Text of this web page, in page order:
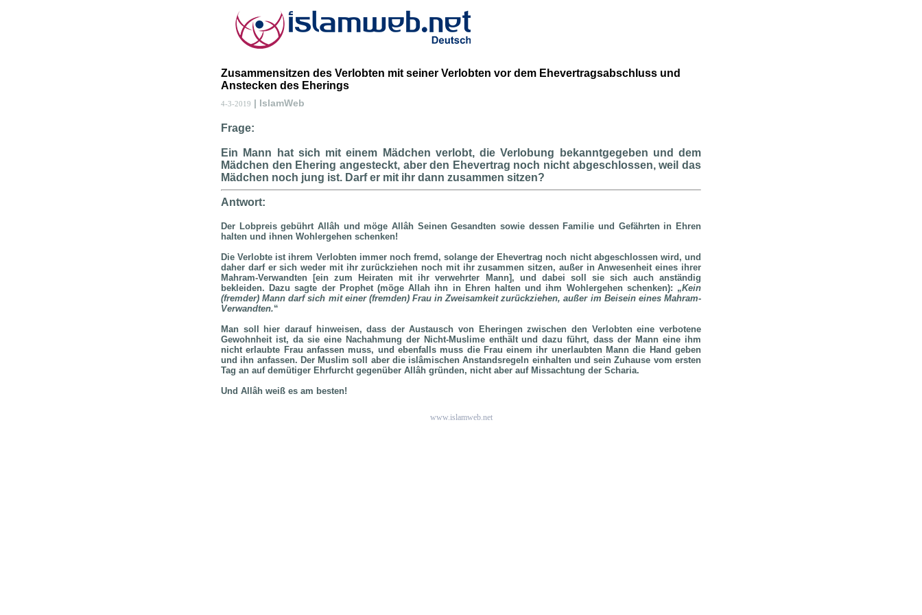
Zusammensitzen des Verlobten mit seiner Verlobten vor dem Ehevertragsabschluss und
Anstecken des Eherings
4-3-2019 | IslamWeb
Frage:
Ein Mann hat sich mit einem Mädchen verlobt, die Verlobung bekanntgegeben und dem
Mädchen den Ehering angesteckt, aber den Ehevertrag noch nicht abgeschlossen, weil das
Mädchen noch jung ist. Darf er mit ihr dann zusammen sitzen?
Antwort:
Der Lobpreis gebührt Allâh und möge Allâh Seinen Gesandten sowie dessen Familie und Gefährten in Ehren
halten und ihnen Wohlergehen schenken!
Die Verlobte ist ihrem Verlobten immer noch fremd, solange der Ehevertrag noch nicht abgeschlossen wird, und
daher darf er sich weder mit ihr zurückziehen noch mit ihr zusammen sitzen, außer in Anwesenheit eines ihrer
Mahram-Verwandten
[ein zum Heiraten mit ihr verwehrter Mann] , und dabei soll sie sich auch anständig
bekleiden. Dazu sagte der Prophet (möge Allah ihn in Ehren halten und ihm Wohlergehen schenken): „Kein
(fremder) Mann darf sich mit einer (fremden) Frau in Zweisamkeit zurückziehen, außer im Beisein eines Mahram-
Verwandten.“
Man soll hier darauf hinweisen, dass der Austausch von Eheringen zwischen den Verlobten eine verbotene
Gewohnheit ist, da sie eine Nachahmung der Nicht-Muslime enthält und dazu führt, dass der Mann eine ihm
nicht erlaubte Frau anfassen muss, und ebenfalls muss die Frau einem ihr unerlaubten Mann die Hand geben
und ihn anfassen. Der Muslim soll aber die islâmischen Anstandsregeln einhalten und sein Zuhause vom ersten
Tag an auf demütiger Ehrfurcht gegenüber Allâh gründen, nicht aber auf Missachtung der Scharia.
Und Allâh weiß es am besten!
www.islamweb.net